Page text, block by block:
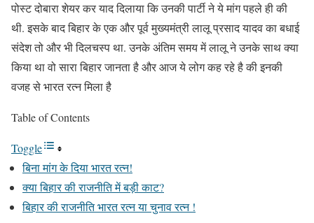
पोस्ट दोबारा शेयर कर याद दिलाया कि उनकी पार्टी ने ये मांग पहले ही की
थी. इसके बाद बिहार के एक और पूर्व मुख्यमंत्री लालू प्रसाद यादव का बधाई
संदेश तो और भी दिलचस्प था. उनके अंतिम समय में लालू ने उनके साथ क्या
किया था वो सारा बिहार जानता है और आज ये लोग कह रहे है की इनकी
वजह से भारत रत्न मिला है
Table of Contents
Toggle
बिना मांग के दिया भारत रत्न!
क्या बिहार की राजनीति में बड़ी काट?
बिहार की राजनीति भारत रत्न या चुनाव रत्न !